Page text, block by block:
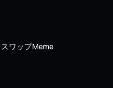
ワップMeme